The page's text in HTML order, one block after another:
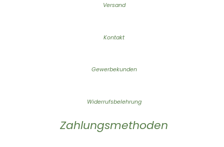
Versand
Kontakt
Gewerbekunden
Widerrufsbelehrung
Zahlungsmethoden